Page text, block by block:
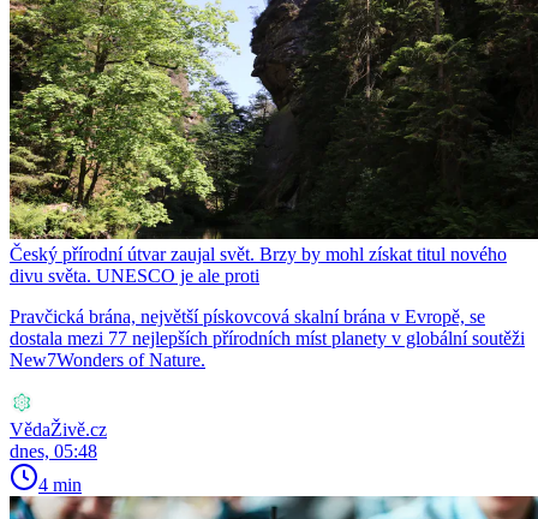
Český přírodní útvar zaujal svět. Brzy by mohl získat titul nového
divu světa. UNESCO je ale proti
Pravčická brána, největší pískovcová skalní brána v Evropě, se
dostala mezi 77 nejlepších přírodních míst planety v globální soutěži
New7Wonders of Nature.
VědaŽivě.cz
dnes, 05:48
4 min